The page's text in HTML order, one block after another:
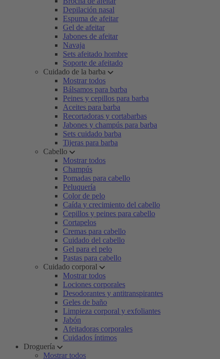
Depilación nasal
Espuma de afeitar
Gel de afeitar
Jabones de afeitar
Navaja
Sets afeitado hombre
Soporte de afeitado
Cuidado de la barba
Mostrar todos
Bálsamos para barba
Peines y cepillos para barba
Aceites para barba
Recortadoras y cortabarbas
Jabones y champús para barba
Sets cuidado barba
Tijeras para barba
Cabello
Mostrar todos
Champús
Pomadas para cabello
Peluquería
Color de pelo
Caída y crecimiento del cabello
Cepillos y peines para cabello
Cortapelos
Cremas para cabello
Cuidado del cabello
Gel para el pelo
Pastas para cabello
Cuidado corporal
Mostrar todos
Lociones corporales
Desodorantes y antitranspirantes
Geles de baño
Limpieza corporal y exfoliantes
Jabón
Afeitadoras corporales
Cuidados íntimos
Droguería
Mostrar todos